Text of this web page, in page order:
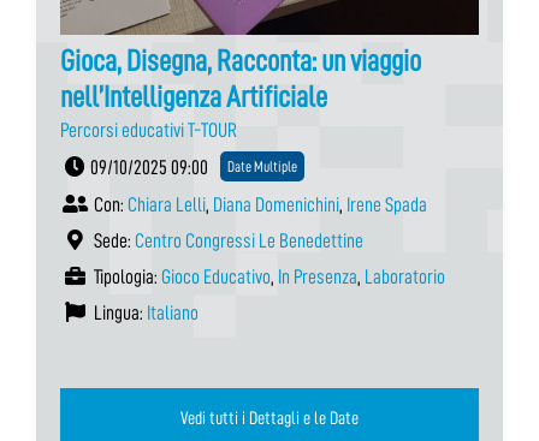
Gioca, Disegna, Racconta: un viaggio
nell’Intelligenza Artificiale
Percorsi educativi T-TOUR
09/10/2025 09:00
Date Multiple
Con: Chiara Lelli, Diana Domenichini, Irene Spada
Sede: Centro Congressi Le Benedettine
Tipologia: Gioco Educativo, In Presenza, Laboratorio
Lingua: Italiano
Vedi tutti i Dettagli e le Date